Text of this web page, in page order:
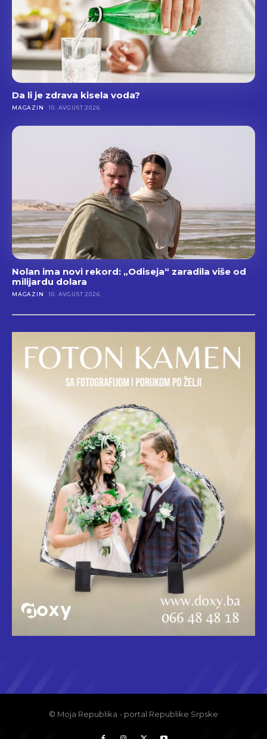
Da li je zdrava kisela voda?
MAGAZIN 10. AVGUST 2026.
Nolan ima novi rekord: „Odiseja“ zaradila više od
milijardu dolara
MAGAZIN 10. AVGUST 2026.
© Moja Republika - portal Republike Srpske